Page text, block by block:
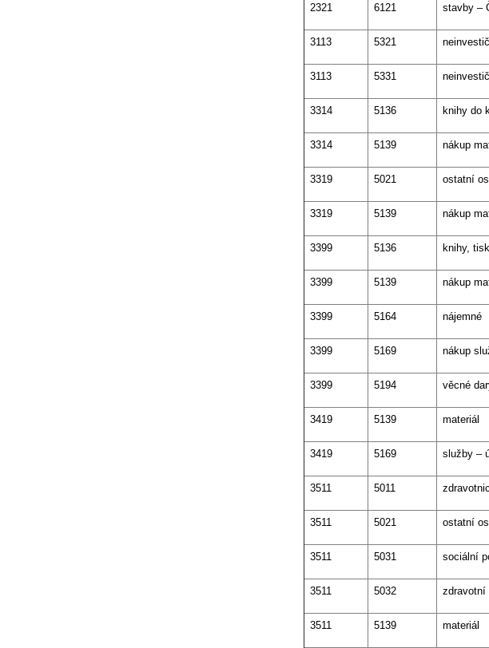
2321 6121 stavby –
3113 5321
3113 5331
3314 5136 knihy do
3314 5139 nákup
3319 5021 ostatní
3319 5139 nákup
3399 5136 knihy, tisk
3399 5139 nákup
3399 5164 nájemné
3399 5169 nákup
3399 5194 věcné
3419 5139 materiál
3419 5169 služby –
3511 5011
3511 5021 ostatní
3511 5031 sociální
3511 5032 zdravotní
3511 5139 materiál